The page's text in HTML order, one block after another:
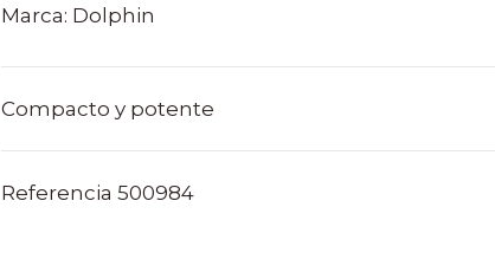
Marca: Dolphin
Compacto y potente
Referencia 500984